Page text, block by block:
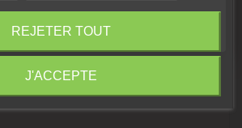
Alfa Romeo 147, 156, 166, GT 2
REJETER TOUT
J'ACCEPTE
Fermer
Information